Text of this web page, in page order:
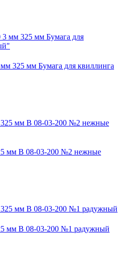
325 мм Бумага для квиллинга
мм B 08-03-200 №2 нежные
мм B 08-03-200 №1 радужный